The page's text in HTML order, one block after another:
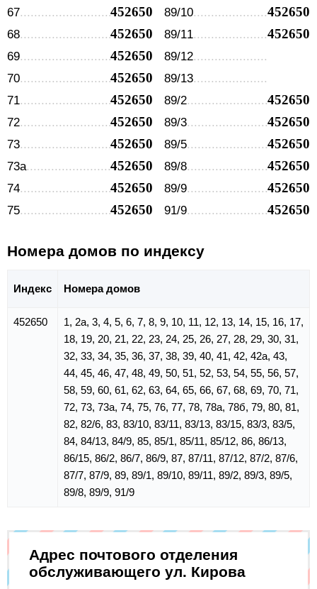
67 452650
68 452650
69 452650
70 452650
71 452650
72 452650
73 452650
73а 452650
74 452650
75 452650
89/10 452650
89/11 452650
89/12
89/13
89/2
452650
89/3 452650
89/5 452650
89/8 452650
89/9 452650
91/9 452650
Номера домов по индексу
Индекс Номера домов
452650
1, 2а, 3, 4, 5, 6, 7, 8, 9, 10, 11, 12, 13, 14, 15, 16, 17,
18, 19, 20, 21, 22, 23, 24, 25, 26, 27, 28, 29, 30, 31,
32, 33, 34, 35, 36, 37, 38, 39, 40, 41, 42, 42а, 43,
44, 45, 46, 47, 48, 49, 50, 51, 52, 53, 54, 55, 56, 57,
58, 59, 60, 61, 62, 63, 64, 65, 66, 67, 68, 69, 70, 71,
72, 73, 73а, 74, 75, 76, 77, 78, 78а, 78б, 79, 80, 81,
82, 82/6, 83, 83/10, 83/11, 83/13, 83/15, 83/3, 83/5,
84, 84/13, 84/9, 85, 85/1, 85/11, 85/12, 86, 86/13,
86/15, 86/2, 86/7, 86/9, 87, 87/11, 87/12, 87/2, 87/6,
87/7, 87/9, 89, 89/1, 89/10, 89/11, 89/2, 89/3, 89/5,
89/8, 89/9, 91/9
Адрес почтового отделения
обслуживающего ул. Кирова